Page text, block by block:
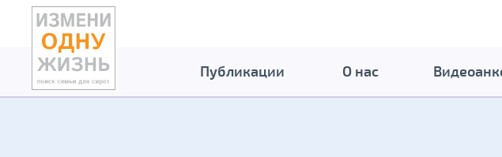
Публикации О нас